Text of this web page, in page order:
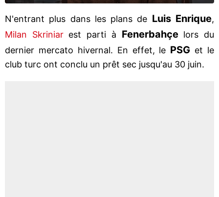
N'entrant plus dans les plans de Luis Enrique,
Milan Skriniar est parti à Fenerbahçe lors du
dernier mercato hivernal. En effet, le PSG et le
club turc ont conclu un prêt sec jusqu'au 30 juin.